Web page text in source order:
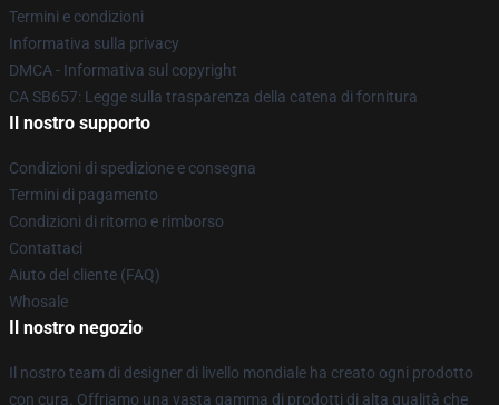
Termini e condizioni
Informativa sulla privacy
DMCA - Informativa sul copyright
CA SB657: Legge sulla trasparenza della catena di fornitura
Il nostro supporto
Condizioni di spedizione e consegna
Termini di pagamento
Condizioni di ritorno e rimborso
Contattaci
Aiuto del cliente (FAQ)
Whosale
Il nostro negozio
Il nostro team di designer di livello mondiale ha creato ogni prodotto
con cura. Offriamo una vasta gamma di prodotti di alta qualità che